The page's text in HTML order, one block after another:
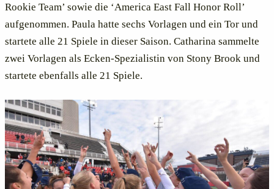
Rookie Team’ sowie die ‘America East Fall Honor Roll’
aufgenommen. Paula hatte sechs Vorlagen und ein Tor und
startete alle 21 Spiele in dieser Saison. Catharina sammelte
zwei Vorlagen als Ecken-Spezialistin von Stony Brook und
startete ebenfalls alle 21 Spiele.